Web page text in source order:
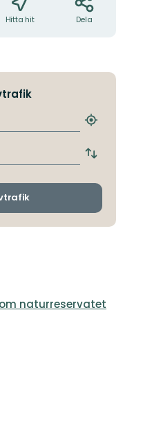
Hitta hit Dela
Hitta
hållplats
Byt
och
naturreservatet